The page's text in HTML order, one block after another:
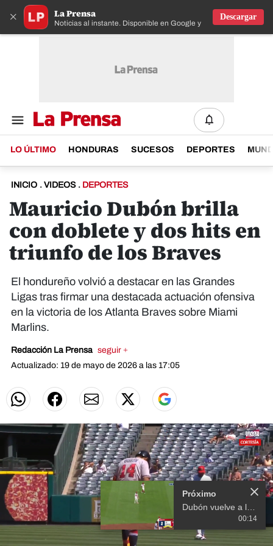
× La Prensa
Noticias al instante. Disponible en Google y IOS
Descargar
LO ÚLTIMO HONDURAS SUCESOS DEPORTES
INICIO . VIDEOS . DEPORTES
Mauricio Dubón brilla
con doblete y dos hits en
triunfo de los Braves
El hondureño volvió a destacar en las Grandes
Ligas tras firmar una destacada actuación ofensiva
en la victoria de los Atlanta Braves sobre Miami
Marlins.
Redacción La Prensa seguir +
Actualizado: 19 de mayo de 2026 a las 17:05
Próximo
Dubón vuelve a lucirse: Bravos de Atlanta triunfan y siguen dominando
00:14